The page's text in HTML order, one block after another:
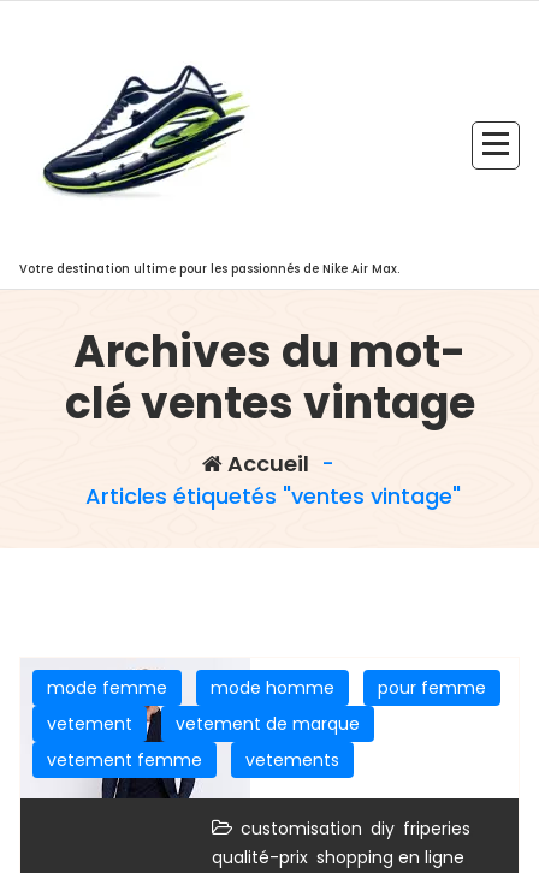
Votre destination ultime pour les passionnés de Nike Air Max.
Archives du mot-
clé ventes vintage
Accueil -
Articles étiquetés "ventes vintage"
mode femme mode homme
pour femme
vetement
vetement de marque
vetement femme
vetements
customisation diy friperies
qualité-prix shopping en ligne